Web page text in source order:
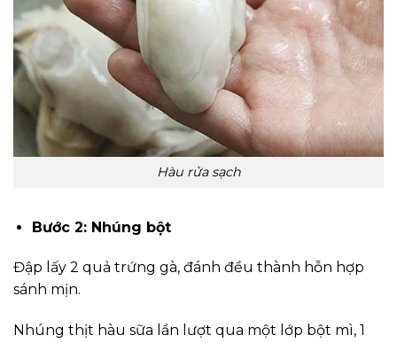
Hàu rửa sạch
Bước 2: Nhúng bột
Đập lấy 2 quả trứng gà, đánh đều thành hỗn hợp
sánh mịn.
Nhúng thịt hàu sữa lần lượt qua một lớp bột mì, 1